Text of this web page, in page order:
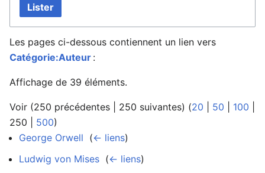
Lister
Les pages ci-dessous contiennent un lien vers
Catégorie:Auteur :
Affichage de 39 éléments.
Voir (250 précédentes 250 suivantes) (20 50 100
250
500)
George Orwell (← liens)
Ludwig von Mises (← liens)